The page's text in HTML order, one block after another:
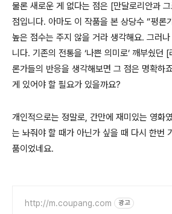
물론 새로운 게 없다는 점은 [만달로리안과
점입니다. 아마도 이 작품을 본 상당수 “평론
높은 점수는 주지 않을 거라 생각해요. 그러
니다. 기존의 전통을 ‘나쁜 의미로’ 깨부쉈던 [
론가들의 반응을 생각해보면 그 점은 명확하
게 있어야 할 필요가 있을까요?
개인적으로는 정말로, 간만에 재미있는 영화
는 놔줘야 할 때가 아닌가 싶을 때 다시 한번
품이었네요.
http://m.coupang.com 광고